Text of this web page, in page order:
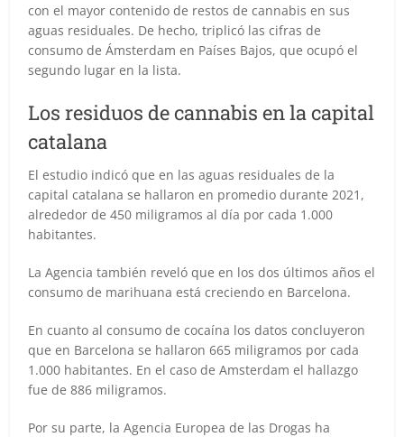
con el mayor contenido de restos de cannabis en sus
aguas residuales. De hecho, triplicó las cifras de
consumo de Ámsterdam en Países Bajos, que ocupó el
segundo lugar en la lista.
Los residuos de cannabis en la capital
catalana
El estudio indicó que en las aguas residuales de la
capital catalana se hallaron en promedio durante 2021,
alrededor de 450 miligramos al día por cada 1.000
habitantes.
La Agencia también reveló que en los dos últimos años el
consumo de marihuana está creciendo en Barcelona.
En cuanto al consumo de cocaína los datos concluyeron
que en Barcelona se hallaron 665 miligramos por cada
1.000 habitantes. En el caso de Amsterdam el hallazgo
fue de 886 miligramos.
Por su parte, la Agencia Europea de las Drogas ha